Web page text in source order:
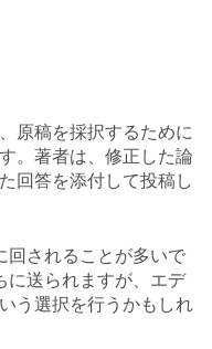
原稿を採択するために
。著者は、修正した論
回答を添付して投稿し
回されることが多いで
に送られますが、エデ
う選択を行うかもしれ